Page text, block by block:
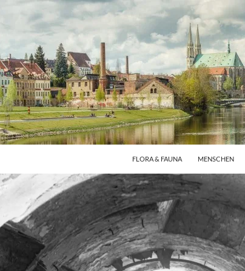
FLORA & FAUNA MENSCHEN